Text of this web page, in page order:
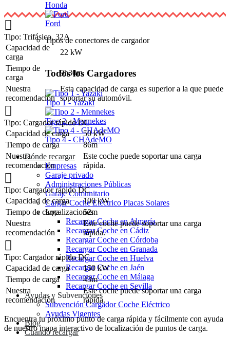
Honda
Ford
Tipos de conectores de cargador
Todos los Cargadores
Tipo 1 - Yazaki
Tipo 2 - Mennekes
Tipo 4 - CHAdeMO
Dónde recargar
Empresas
Garaje privado
Administraciones Públicas
Garaje Comunitario
Cargar Coche Eléctrico Placas Solares
Localizaciones
Recargar Coche en Almería
Recargar Coche en Cádiz
Recargar Coche en Córdoba
Recargar Coche en Granada
Recargar Coche en Huelva
Recargar Coche en Jaén
Recargar Coche en Málaga
Recargar Coche en Sevilla
Ayudas y Subvenciones
Subvención Cargador Coche Eléctrico
Ayudas Vigentes
Blog
Cuándo recargar
Tipo: Trifásico, 32A
Capacidad de
carga
22 kW
Tiempo de
carga
9h30m
Nuestra
recomendación
Esta capacidad de carga es superior a la que puede
soportar su automóvil.
Tipo: Cargador rápido DC
Capacidad de carga
50 kW
Tiempo de carga
86m
Nuestra
recomendación
Este coche puede soportar una carga
rápida.
Tipo: Cargador rápido DC
Capacidad de carga
100 kW
Tiempo de carga
52m
Nuestra
recomendación
Este coche puede soportar una carga
rápida.
Tipo: Cargador rápido DC
Capacidad de carga
150 kW
Tiempo de carga
43m
Nuestra
recomendación
Este coche puede soportar una carga
rápida.
Encuentra tu próximo punto de carga rápida y fácilmente con ayuda
de nuestro mapa interactivo de localización de puntos de carga.